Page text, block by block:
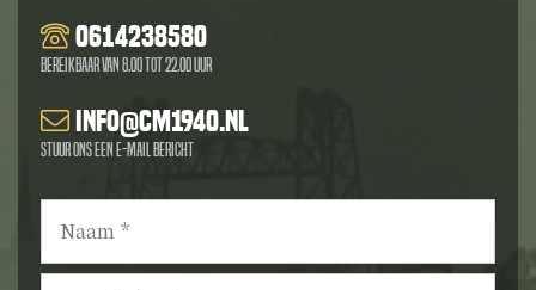
0614238580
Bereikbaar van 8.00 tot 22.00 uur
info@cm1940.nl
Stuur ons een e-mail bericht